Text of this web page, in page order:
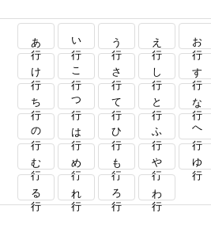
あ行 い行 う行 え行 お行
け行 こ行 さ行 し行 す行
ち行 つ行 て行 と行 な行
の行 は行 ひ行 ふ行 へ行
む行 め行 も行 や行 ゆ行
る行 れ行 ろ行 わ行